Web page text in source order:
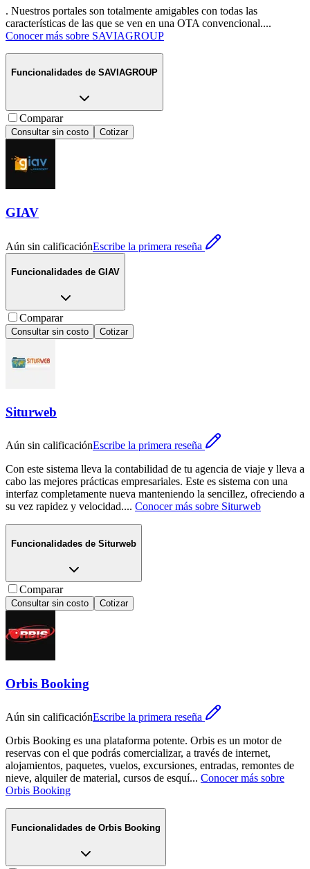
. Nuestros portales son totalmente amigables con todas las
características de las que se ven en una OTA convencional....
Conocer más sobre SAVIAGROUP
Funcionalidades de SAVIAGROUP
Comparar
Consultar sin costo Cotizar
GIAV
Aún sin calificaciónEscribe la primera reseña
Funcionalidades de GIAV
Comparar
Consultar sin costo Cotizar
Siturweb
Aún sin calificaciónEscribe la primera reseña
Con este sistema lleva la contabilidad de tu agencia de viaje y lleva a
cabo las mejores prácticas empresariales. Este es sistema con una
interfaz completamente nueva manteniendo la sencillez, ofreciendo a
su vez rapidez y velocidad.... Conocer más sobre Siturweb
Funcionalidades de Siturweb
Comparar
Consultar sin costo Cotizar
Orbis Booking
Aún sin calificaciónEscribe la primera reseña
Orbis Booking es una plataforma potente. Orbis es un motor de
reservas con el que podrás comercializar, a través de internet,
alojamientos, paquetes, vuelos, excursiones, entradas, remontes de
nieve, alquiler de material, cursos de esquí... Conocer más sobre
Orbis Booking
Funcionalidades de Orbis Booking